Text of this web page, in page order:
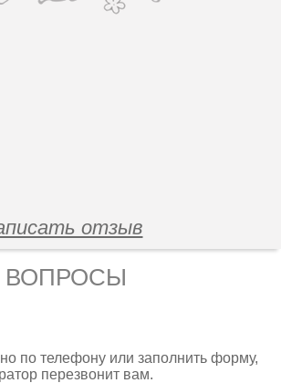
отзыв
ВОПРОСЫ
по телефону или заполнить форму,
перезвонит вам.